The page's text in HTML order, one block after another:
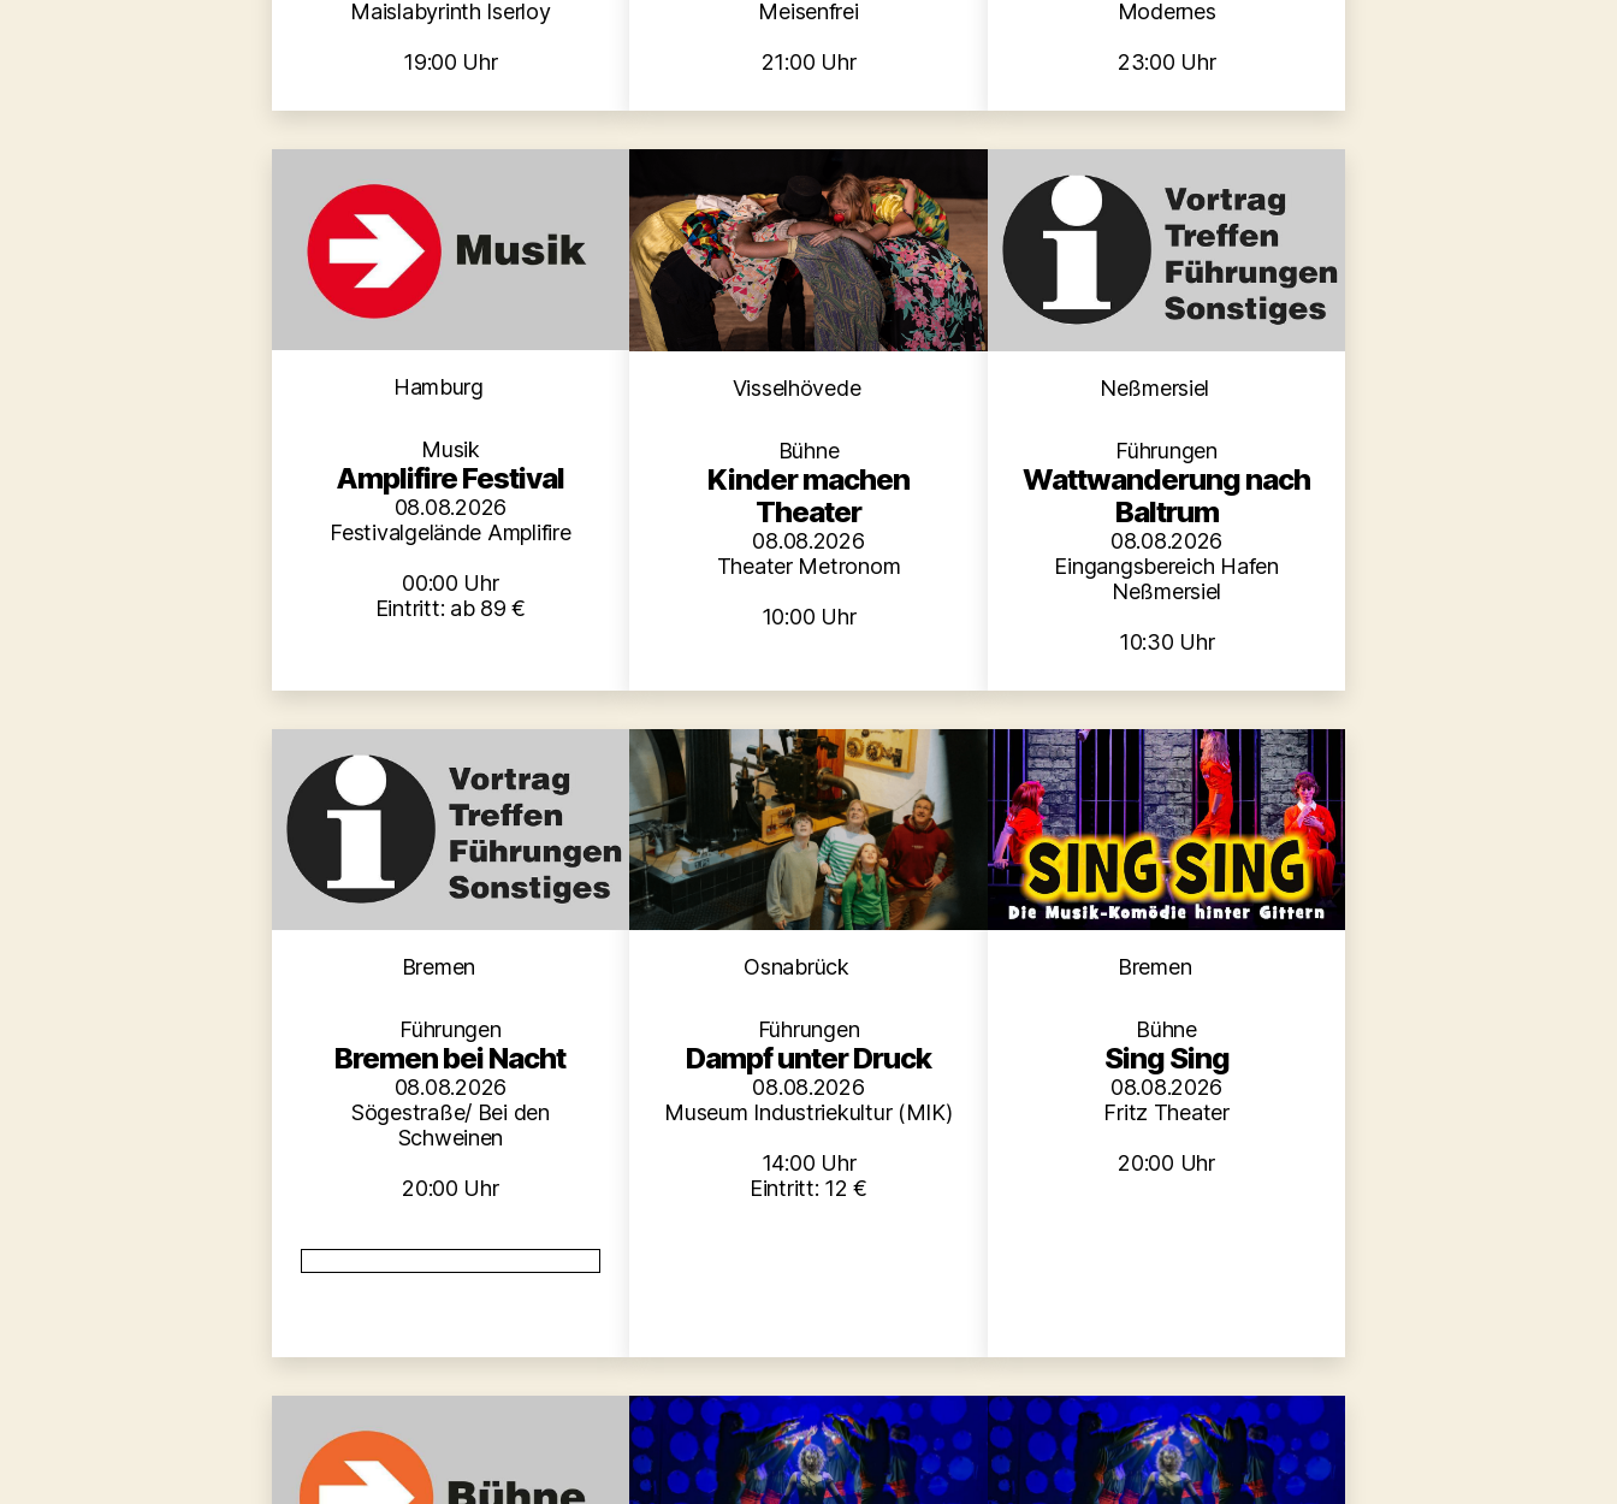
Maislabyrinth Iserloy
19:00 Uhr
Meisenfrei
21:00 Uhr
Modernes
23:00 Uhr
Kategorien
Hamburg
Musik
Amplifire Festival
08.08.2026
Festivalgelände Amplifire
00:00 Uhr
Eintritt: ab 89 €
Kategorien
Visselhövede
Bühne
Kinder machen
Theater
08.08.2026
Theater Metronom
10:00 Uhr
Kategorien
Neßmersiel
Führungen
Wattwanderung nach
Baltrum
08.08.2026
Eingangsbereich Hafen
Neßmersiel
10:30 Uhr
Kategorien
Bremen
Führungen
Bremen bei Nacht
08.08.2026
Sögestraße/ Bei den
Schweinen
20:00 Uhr
Kategorien
Osnabrück
Führungen
Dampf unter Druck
08.08.2026
Museum Industriekultur (MIK)
14:00 Uhr
Eintritt: 12 €
Kategorien
Bremen
Bühne
Sing Sing
08.08.2026
Fritz Theater
20:00 Uhr